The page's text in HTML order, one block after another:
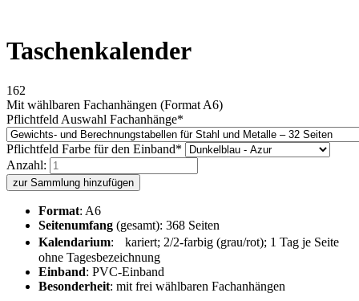
Taschenkalender
162
Mit wählbaren Fachanhängen (Format A6)
Pflichtfeld Auswahl Fachanhänge*
Pflichtfeld Farbe für den Einband*
Anzahl:
zur Sammlung hinzufügen
Format: A6
Seitenumfang (gesamt): 368 Seiten
Kalendarium: kariert; 2/2-farbig (grau/rot); 1 Tag je Seite
ohne Tagesbezeichnung
Einband: PVC-Einband
Besonderheit: mit frei wählbaren Fachanhängen